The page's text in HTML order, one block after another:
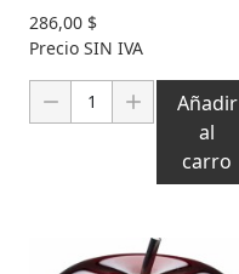
286,00 $
Precio SIN IVA
Cantidad:
Añadir
al
carro